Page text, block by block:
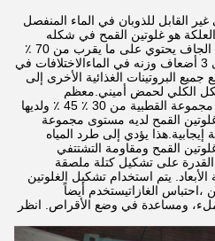
القابل للذوبان في الماء المنفصل
هو غلوتين القمح في شكله
الرطب المستخرج حديثًا. الغلوتين الجاف يحتوي على ما يقرب من 70 ٪
85٪ من البروتين.يمتص من 2 إلى 3 أضعاف وزنه في الماءالاختلافات في
البروتينات الغذائية الأخرى إلى
الكلي لحمض أميني.معظم
البروتينات الغذائية لديها مستويات مجموعة القطبية من 30 ٪ 45 ٪ ولديها
القمح لديه مستوى مجموعة
شحنة إيجابية.هذا يؤدي إلى طرد المياه
القمح ومقاومة التشتتفي
القدرة على تشكيل كتلة ملصقة
يتم استخدام تشكيل الغلوتين
الغازاتيستخدم أيضاً
ومساعدة في وضع الأقراص. انظر